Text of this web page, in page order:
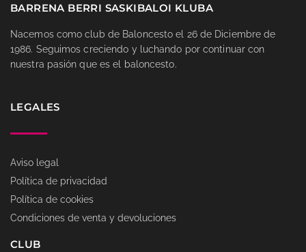
BARRENA BERRI SASKIBALOI KLUBA
Nacemos como club de Baloncesto el 26 de Diciembre de
1986. Seguimos creciendo y luchando por continuar con
nuestra pasión que es el baloncesto.
LEGALES
Aviso legal
Política de privacidad
Política de cookies
Condiciones de venta y devoluciones
CLUB